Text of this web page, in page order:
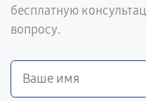
бесплатную
вопросу.